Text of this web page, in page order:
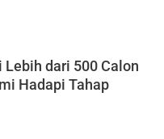
dari 500 Calon
Hadapi Tahap